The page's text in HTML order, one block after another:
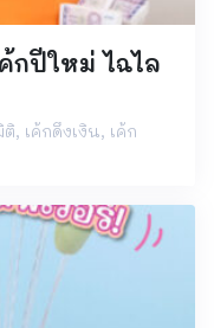
กปีใหม่ ไฉไล
ติ, เค้กดึงเงิน, เค้ก